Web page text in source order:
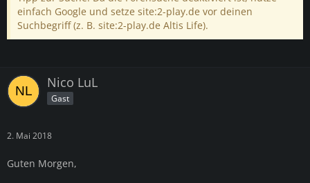
einfach Google und setze site:2-play.de vor deinen
Suchbegriff (z. B. site:2-play.de Altis Life).
Nico LuL
Gast
2. Mai 2018
Guten Morgen,